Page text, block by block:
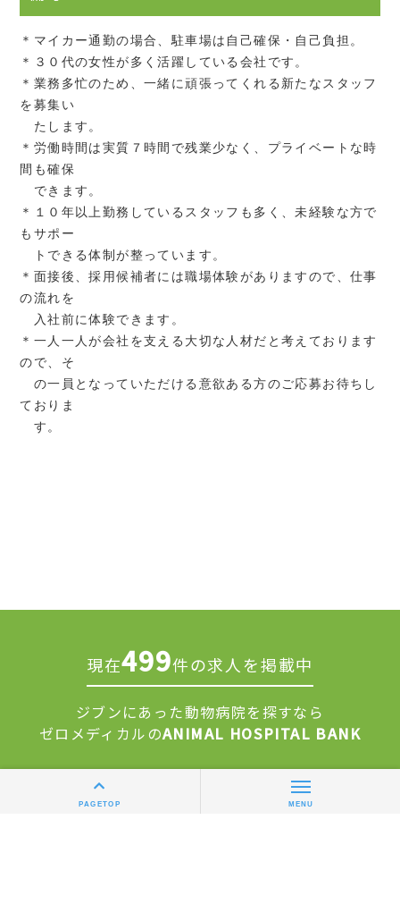
PAGETOP MENU
＊マイカー通勤の場合、駐車場は自己確保・自己負担。
＊３０代の女性が多く活躍している会社です。
＊業務多忙のため、一緒に頑張ってくれる新たなスタッフ
を募集い
たします。
＊労働時間は実質７時間で残業少なく、プライベートな時
間も確保
できます。
＊１０年以上勤務しているスタッフも多く、未経験な方で
もサポー
トできる体制が整っています。
＊面接後、採用候補者には職場体験がありますので、仕事
の流れを
入社前に体験できます。
＊一人一人が会社を支える大切な人材だと考えております
ので、そ
の一員となっていただける意欲ある方のご応募お待ちし
ておりま
す。
現在499件の求人を掲載中
ジブンにあった動物病院を探すなら
ゼロメディカルのANIMAL HOSPITAL BANK
求人掲載について
個人情報保護方針